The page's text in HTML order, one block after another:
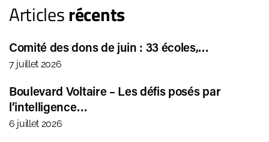
Articlesrécents
Comité des dons de juin : 33 écoles,…
7 juillet 2026
Boulevard Voltaire – Les défis posés par
l’intelligence…
6 juillet 2026